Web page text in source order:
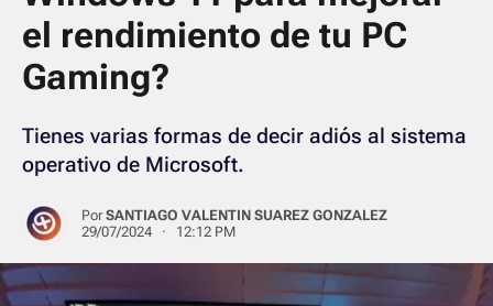
el rendimiento de tu PC
Gaming?
Tienes varias formas de decir adiós al sistema
operativo de Microsoft.
PorSANTIAGO VALENTIN SUAREZ GONZALEZ
29/07/2024 · 12:12 PM